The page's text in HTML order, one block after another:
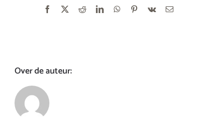
Facebook RedditLinkedInWhatsApp
Pinterest
Vk
E-
Over de auteur: